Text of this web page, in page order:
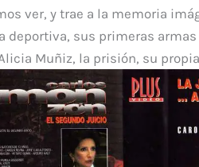
ver, y trae a la memoria
deportiva, sus primeras
Muñiz, la prisión, su